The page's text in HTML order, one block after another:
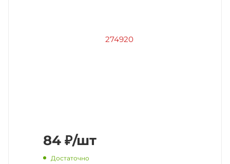
84 ₽/шт
Достаточно